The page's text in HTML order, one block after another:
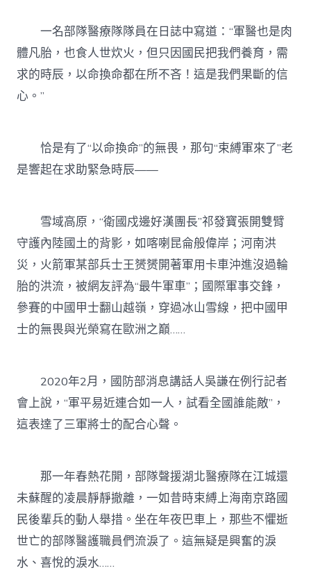
一名部隊醫療隊隊員在日誌中寫道：“軍醫也是肉
體凡胎，也食人世炊火，但只因國民把我們養育，需
求的時辰，以命換命都在所不吝！這是我們果斷的信
心。”
恰是有了“以命換命”的無畏，那句“束縛軍來了”老
是響起在求助緊急時辰——
雪域高原，“衛國戍邊好漢團長”祁發寶張開雙臂
守護內陸國土的背影，如喀喇昆侖般偉岸；河南洪
災，火箭軍某部兵士王赟赟開著軍用卡車沖進沒過輪
胎的洪流，被網友評為“最牛軍車”；國際軍事交鋒，
參賽的中國甲士翻山越嶺，穿過冰山雪線，把中國甲
士的無畏與光榮寫在歐洲之巔……
2020年2月，國防部消息講話人吳謙在例行記者
會上說，“軍平易近連合如一人，試看全國誰能敵”，
這表達了三軍將士的配合心聲。
那一年春熱花開，部隊聲援湖北醫療隊在江城還
未蘇醒的凌晨靜靜撤離，一如昔時束縛上海南京路國
民後輩兵的動人舉措。坐在年夜巴車上，那些不懼逝
世亡的部隊醫護職員們流淚了。這無疑是興奮的淚
水、喜悅的淚水……